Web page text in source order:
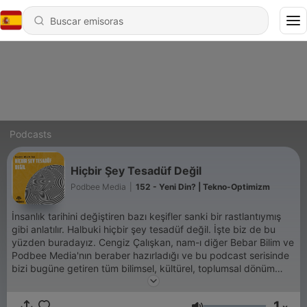
Podcasts
Hiçbir Şey Tesadüf Değil
Podbee Media 152 - Yeni Din? | Tekno-Optimizm
İnsanlık tarihini değiştiren bazı keşifler sanki bir rastlantıymış
gibi anlatılır. Halbuki hiçbir şey tesadüf değil. İşte biz de bu
yüzden buradayız. Cengiz Çalışkan, nam-ı diğer Bebar Bilim ve
Podbee Media'nın beraber hazırladığı ve bu podcast serisinde
bizi bugüne getiren tüm bilimsel, kültürel, toplumsal dönüm
noktalarından geçeceğimiz büyük bir yolculuğa çıkıyoruz.